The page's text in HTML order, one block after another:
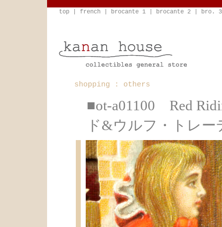
top french brocante 1 brocante 2 bro. 3
shopping : others
■ot-a01100 Red
ド&ウルフ・トレ